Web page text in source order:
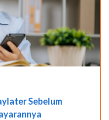
Sebelum